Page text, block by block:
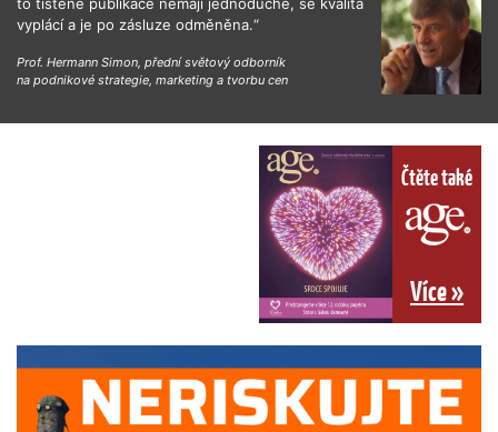
vyplácí a je po zásluze odměněna.“
Prof. Hermann Simon, přední světový odborník
na podnikové strategie, marketing a tvorbu cen
Čtěte také
Více »